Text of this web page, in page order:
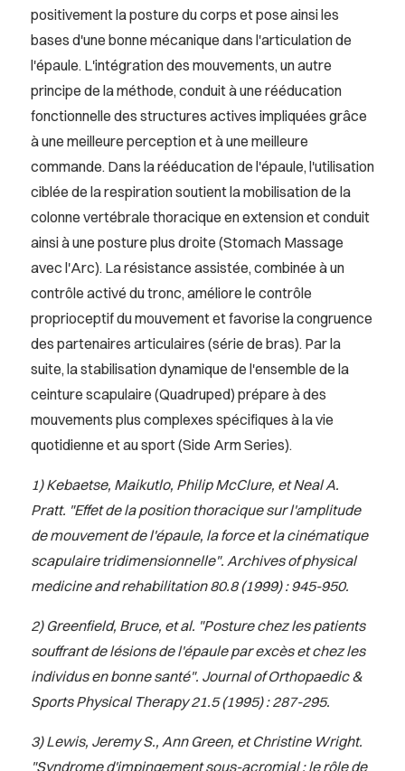
positivement la posture du corps et pose ainsi les
bases d'une bonne mécanique dans l'articulation de
l'épaule. L'intégration des mouvements, un autre
principe de la méthode, conduit à une rééducation
fonctionnelle des structures actives impliquées grâce
à une meilleure perception et à une meilleure
commande. Dans la rééducation de l'épaule, l'utilisation
ciblée de la respiration soutient la mobilisation de la
colonne vertébrale thoracique en extension et conduit
ainsi à une posture plus droite (Stomach Massage
avec l'Arc). La résistance assistée, combinée à un
contrôle activé du tronc, améliore le contrôle
proprioceptif du mouvement et favorise la congruence
des partenaires articulaires (série de bras). Par la
suite, la stabilisation dynamique de l'ensemble de la
ceinture scapulaire (Quadruped) prépare à des
mouvements plus complexes spécifiques à la vie
quotidienne et au sport (Side Arm Series).
1) Kebaetse, Maikutlo, Philip McClure, et Neal A.
Pratt. "Effet de la position thoracique sur l'amplitude
de mouvement de l'épaule, la force et la cinématique
scapulaire tridimensionnelle". Archives of physical
medicine and rehabilitation 80.8 (1999) : 945-950.
2) Greenfield, Bruce, et al. "Posture chez les patients
souffrant de lésions de l'épaule par excès et chez les
individus en bonne santé". Journal of Orthopaedic &
Sports Physical Therapy 21.5 (1995) : 287-295.
3) Lewis, Jeremy S., Ann Green, et Christine Wright.
"Syndrome d'impingement sous-acromial : le rôle de